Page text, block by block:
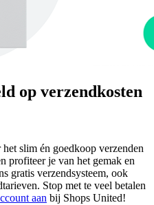
op verzendkosten
slim én goedkoop verzenden
profiteer je van het gemak en
gratis verzendsysteem, ook
Stop met te veel betalen
aan bij Shops United!